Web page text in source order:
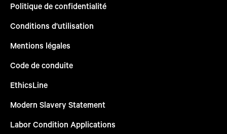
Politique de confidentialité
Conditions d'utilisation
Mentions légales
Code de conduite
EthicsLine
Modern Slavery Statement
Labor Condition Applications